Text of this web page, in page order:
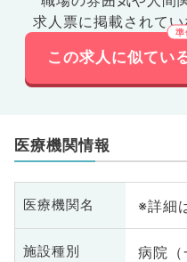
求人票に掲載されてい
この求人に似てい
医療機関情報
医療機関名 ※詳細
施設種別 病院（